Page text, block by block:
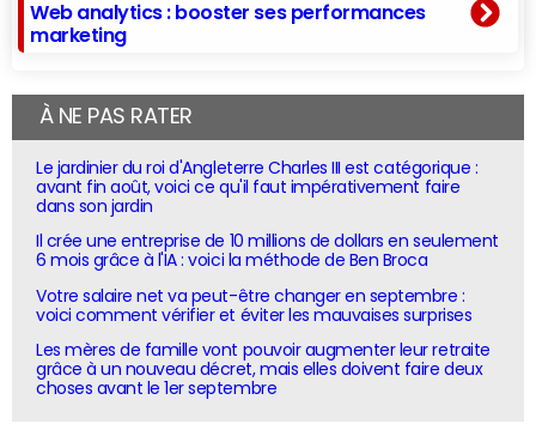
Web analytics : booster ses performances
marketing
À NE PAS RATER
Le jardinier du roi d'Angleterre Charles III est catégorique :
avant fin août, voici ce qu'il faut impérativement faire
dans son jardin
Il crée une entreprise de 10 millions de dollars en seulement
6 mois grâce à l'IA : voici la méthode de Ben Broca
Votre salaire net va peut-être changer en septembre :
voici comment vérifier et éviter les mauvaises surprises
Les mères de famille vont pouvoir augmenter leur retraite
grâce à un nouveau décret, mais elles doivent faire deux
choses avant le 1er septembre